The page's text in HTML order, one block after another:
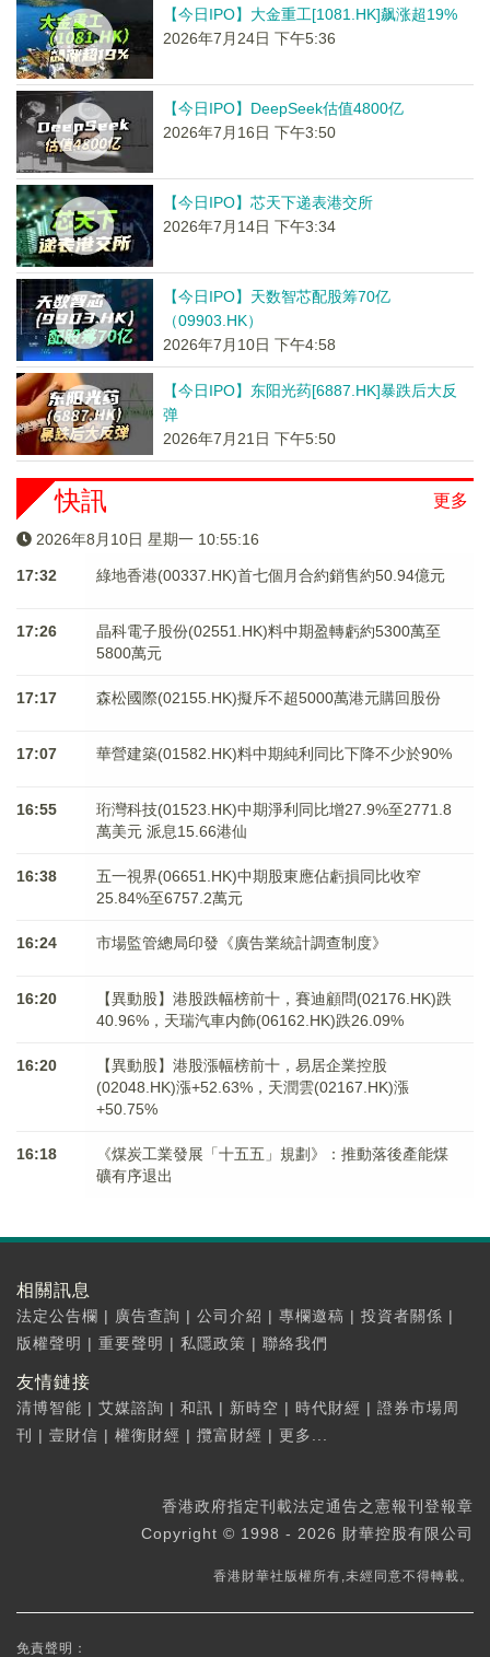
【今日IPO】大金重工[1081.HK]飙涨超19%
2026年7月24日 下午5:36
【今日IPO】DeepSeek估值4800亿
2026年7月16日 下午3:50
【今日IPO】芯天下递表港交所
2026年7月14日 下午3:34
【今日IPO】天数智芯配股筹70亿
（09903.HK）
2026年7月10日 下午4:58
【今日IPO】东阳光药[6887.HK]暴跌后大反
弹
2026年7月21日 下午5:50
更多
快訊
2026年8月10日 星期一 10:55:17
17:32 綠地香港(00337.HK)首七個月合約銷售約50.94億元
17:26
晶科電子股份(02551.HK)料中期盈轉虧約5300萬至
5800萬元
17:17 森松國際(02155.HK)擬斥不超5000萬港元購回股份
17:07 華營建築(01582.HK)料中期純利同比下降不少於90%
16:55
珩灣科技(01523.HK)中期淨利同比增27.9%至2771.8
萬美元 派息15.66港仙
16:38
五一視界(06651.HK)中期股東應佔虧損同比收窄
25.84%至6757.2萬元
16:24 市場監管總局印發《廣告業統計調查制度》
16:20
【異動股】港股跌幅榜前十，賽迪顧問(02176.HK)跌
40.96%，天瑞汽車内飾(06162.HK)跌26.09%
16:20
【異動股】港股漲幅榜前十，易居企業控股
(02048.HK)漲+52.63%，天潤雲(02167.HK)漲
+50.75%
16:18
《煤炭工業發展「十五五」規劃》：推動落後產能煤
礦有序退出
相關訊息
法定公告欄 | 廣告查詢 | 公司介紹 | 專欄邀稿 | 投資者關係 |
版權聲明 | 重要聲明 | 私隱政策 | 聯絡我們
友情鏈接
清博智能 | 艾媒諮詢 | 和訊 | 新時空 | 時代財經 | 證券市場周
刊
| 壹財信 | 權衡財經 | 攬富財經 | 更多...
香港政府指定刊載法定通告之憲報刊登報章
Copyright © 1998 - 2026 財華控股有限公司
香港財華社版權所有,未經同意不得轉載。
免責聲明：